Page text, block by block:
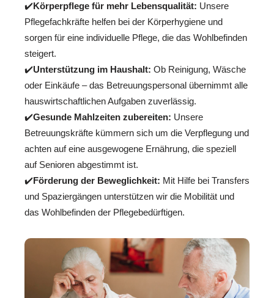
✔️Körperpflege für mehr Lebensqualität: Unsere
Pflegefachkräfte helfen bei der Körperhygiene und
sorgen für eine individuelle Pflege, die das Wohlbefinden
steigert.
✔️Unterstützung im Haushalt: Ob Reinigung, Wäsche
oder Einkäufe – das Betreuungspersonal übernimmt alle
hauswirtschaftlichen Aufgaben zuverlässig.
✔️Gesunde Mahlzeiten zubereiten: Unsere
Betreuungskräfte kümmern sich um die Verpflegung und
achten auf eine ausgewogene Ernährung, die speziell
auf Senioren abgestimmt ist.
✔️Förderung der Beweglichkeit: Mit Hilfe bei Transfers
und Spaziergängen unterstützen wir die Mobilität und
das Wohlbefinden der Pflegebedürftigen.